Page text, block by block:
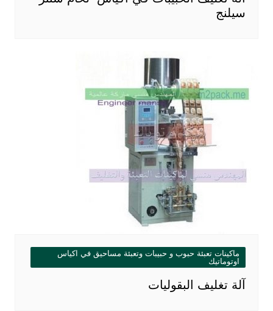
سيلنج
ماكينات تعبئة حبوب و حبيبات وتعبئة مساحيق في اكياس
اوتوماتيك
آلة تغليف البقوليات